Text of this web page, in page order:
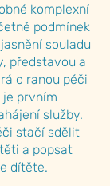
komplexní
podmínek
souladu
představou a
o ranou péči
je prvním
služby.
stačí sdělit
a popsat
dítěte.